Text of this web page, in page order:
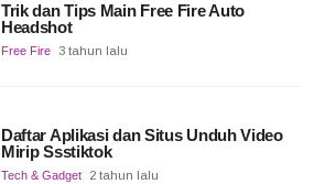
Trik dan Tips Main Free Fire Auto
Headshot
Free Fire 3 tahun lalu
Daftar Aplikasi dan Situs Unduh Video
Mirip Ssstiktok
Tech & Gadget 2 tahun lalu